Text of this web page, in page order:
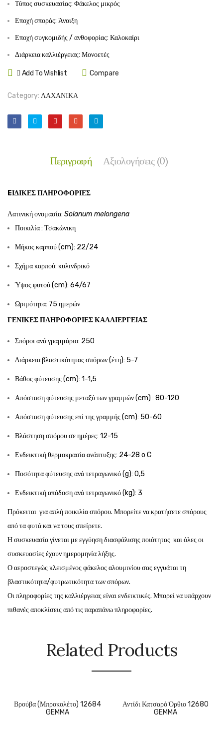
Τύπος συσκευασίας: Φάκελος μικρός
Εποχή σποράς: Άνοιξη
Εποχή συγκομιδής / ανθοφορίας: Καλοκαίρι
Διάρκεια καλλιέργειας: Μονοετές
Add To Wishlist Compare
Category: ΛΑΧΑΝΙΚΑ
Περιγραφή Αξιολογήσεις (0)
EΙΔΙΚΈΣ ΠΛΗΡΟΦΟΡΊΕΣ
Λατινική ονομασία: Solanum melongena
Ποικιλία : Τσακώνικη
Μήκος καρπού (cm): 22/24
Σχήμα καρπού: κυλινδρικό
Ύψος φυτού (cm): 64/67
Ωριμότητα: 75 ημερών
ΓΕΝΙΚΈΣ ΠΛΗΡΟΦΟΡΊΕΣ ΚΑΛΛΙΈΡΓΕΙΑΣ
Σπόροι ανά γραμμάριο: 250
Διάρκεια βλαστικότητας σπόρων (έτη): 5-7
Βάθος φύτευσης (cm): 1-1,5
Απόσταση φύτευσης μεταξύ των γραμμών (cm) : 80-120
Απόσταση φύτευσης επί της γραμμής (cm): 50-60
Βλάστηση σπόρου σε ημέρες: 12-15
Ενδεικτική θερμοκρασία ανάπτυξης: 24-28 o C
Ποσότητα φύτευσης ανά τετραγωνικό (g): 0,5
Ενδεικτική απόδοση ανά τετραγωνικό (kg): 3
Πρόκειται για απλή ποικιλία σπόρου. Μπορείτε να κρατήσετε σπόρους
από τα φυτά και να τους σπείρετε.
Η συσκευασία γίνεται με εγγύηση διασφάλισης ποιότητας και όλες οι
συσκευασίες έχουν ημερομηνία λήξης.
Ο αεροστεγώς κλεισμένος φάκελος αλουμινίου σας εγγυάται τη
βλαστικότητα/φυτρωτικότητα των σπόρων.
Οι πληροφορίες της καλλιέργειας είναι ενδεικτικές. Μπορεί να υπάρχουν
πιθανές αποκλίσεις από τις παραπάνω πληροφορίες.
Related Products
Βρούβα (Μπροκολέτο) 12684
GEMMA
Αντίδι Κατσαρό Όρθιο 12680
GEMMA